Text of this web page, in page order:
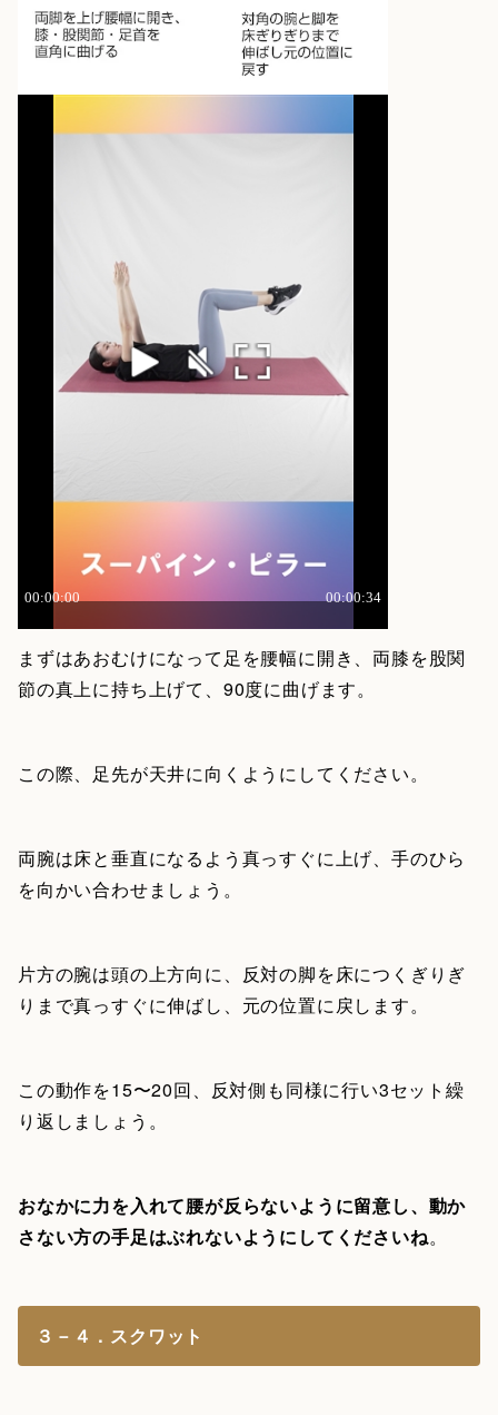
まずはあおむけになって足を腰幅に開き、両膝を股関
節の真上に持ち上げて、90度に曲げます。
この際、足先が天井に向くようにしてください。
両腕は床と垂直になるよう真っすぐに上げ、手のひら
を向かい合わせましょう。
片方の腕は頭の上方向に、反対の脚を床につくぎりぎ
りまで真っすぐに伸ばし、元の位置に戻します。
この動作を15〜20回、反対側も同様に行い3セット繰
り返しましょう。
おなかに力を入れて腰が反らないように留意し、動か
さない方の手足はぶれないようにしてくださいね。
３－４．スクワット